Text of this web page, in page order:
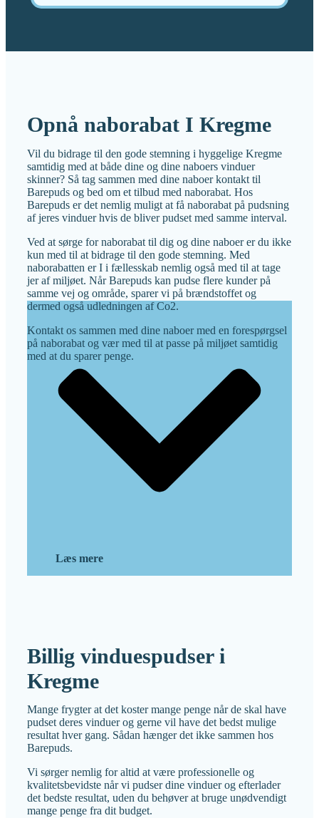
Opnå naborabat I Kregme
Vil du bidrage til den gode stemning i hyggelige Kregme
samtidig med at både dine og dine naboers vinduer
skinner? Så tag sammen med dine naboer kontakt til
Barepuds og bed om et tilbud med naborabat. Hos
Barepuds er det nemlig muligt at få naborabat på pudsning
af jeres vinduer hvis de bliver pudset med samme interval.
Ved at sørge for naborabat til dig og dine naboer er du ikke
kun med til at bidrage til den gode stemning. Med
naborabatten er I i fællesskab nemlig også med til at tage
jer af miljøet. Når Barepuds kan pudse flere kunder på
samme vej og område, sparer vi på brændstoffet og
dermed også udledningen af Co2.
Kontakt os sammen med dine naboer med en forespørgsel
på naborabat og vær med til at passe på miljøet samtidig
med at du sparer penge.
Læs mere
Billig vinduespudser i
Kregme
Mange frygter at det koster mange penge når de skal have
pudset deres vinduer og gerne vil have det bedst mulige
resultat hver gang. Sådan hænger det ikke sammen hos
Barepuds.
Vi sørger nemlig for altid at være professionelle og
kvalitetsbevidste når vi pudser dine vinduer og efterlader
det bedste resultat, uden du behøver at bruge unødvendigt
mange penge fra dit budget.